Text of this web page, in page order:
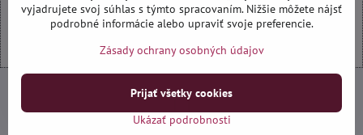
Otvoriť obsah v novom okne
vyjadrujete svoj súhlas s týmto spracovaním. Nižšie môžete nájsť
podrobné informácie alebo upraviť svoje preferencie.
Zásady ochrany osobných údajov
Ukázať podrobnosti
Prijať všetky cookies